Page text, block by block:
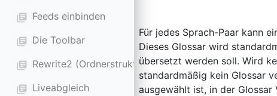
library_books Feeds einbinden
library_books Die Toolbar
library_books Rewrite2 (Ordnerstruktur anpassbar)
library_books Liveabgleich
Für jedes Sprach-Paar kann
Dieses Glossar wird
übersetzt werden soll. Wird
standardmäßig kein Glossar
ausgewählt ist, in der